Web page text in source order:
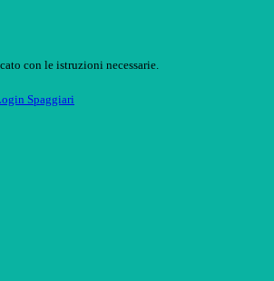
con le istruzioni necessarie.
Spaggiari